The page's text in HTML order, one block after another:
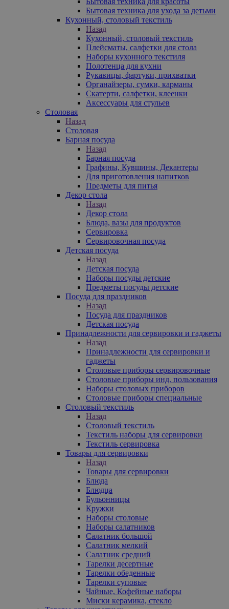
Бытовая техника для ухода за детьми
Кухонный, столовый текстиль
Назад
Кухонный, столовый текстиль
Плейсматы, салфетки для стола
Наборы кухонного текстиля
Полотенца для кухни
Рукавицы, фартуки, прихватки
Органайзеры, сумки, карманы
Скатерти, салфетки, клеенки
Аксессуары для стульев
Столовая
Назад
Столовая
Барная посуда
Назад
Барная посуда
Графины, Кувшины, Декантеры
Для приготовления напитков
Предметы для питья
Декор стола
Назад
Декор стола
Блюда, вазы для продуктов
Сервировка
Сервировочная посуда
Детская посуда
Назад
Детская посуда
Наборы посуды детские
Предметы посуды детские
Посуда для праздников
Назад
Посуда для праздников
Детская посуда
Принадлежности для сервировки и гаджеты
Назад
Принадлежности для сервировки и
гаджеты
Столовые приборы сервировочные
Столовые приборы инд. пользования
Наборы столовых приборов
Столовые приборы специальные
Столовый текстиль
Назад
Столовый текстиль
Текстиль наборы для сервировки
Текстиль сервировка
Товары для сервировки
Назад
Товары для сервировки
Блюда
Блюдца
Бульонницы
Кружки
Наборы столовые
Наборы салатников
Салатник большой
Салатник мелкий
Салатник средний
Тарелки десертные
Тарелки обеденные
Тарелки суповые
Чайные, Кофейные наборы
Миски керамика, стекло